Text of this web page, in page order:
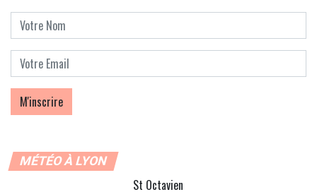
MÉTÉO À LYON
St Octavien